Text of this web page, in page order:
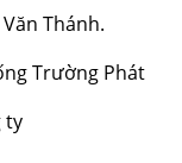
Văn Thánh.
Trường Phát
ty